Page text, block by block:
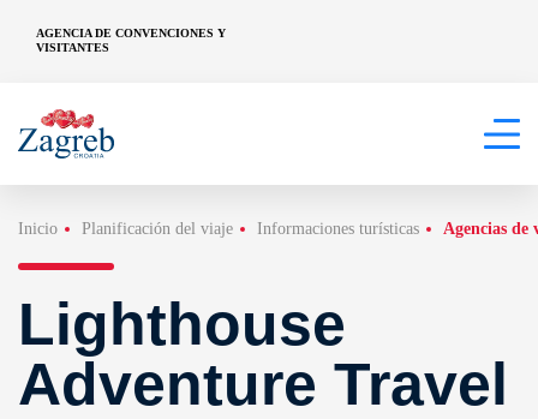
AGENCIA DE CONVENCIONES Y
VISITANTES
Inicio Planificación del viaje Informaciones turísticas Agencias de
Lighthouse
Adventure Travel